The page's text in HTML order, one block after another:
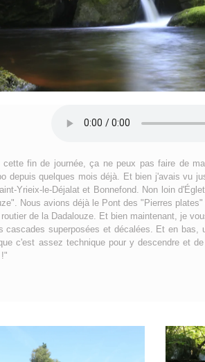
fin de journée, ça ne peux pas faire de
depuis quelques mois déjà. Et bien j'avais vu
Yrieix-le-Déjalat et Bonnefond. Non loin
Nous avions déjà le Pont des "Pierres
de la Dadalouze. Et bien maintenant, je
cascades superposées et décalées. Et en
c'est assez technique pour y descendre et